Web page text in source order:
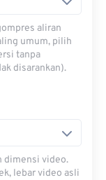
aliran
umum, pilih
tanpa
disarankan).
dimensi video.
lebar video asli